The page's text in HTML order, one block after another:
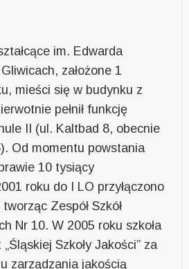
im. Edwarda
założone 1
mieści się w budynku z
pełnił funkcję
II (ul. Kaltbad 8, obecnie
Od momentu powstania
10 tysiący
roku do I LO przyłączono
Zespół Szkół
Nr 10. W 2005 roku szkoła
Szkoły Jakości” za
zarządzania jakością